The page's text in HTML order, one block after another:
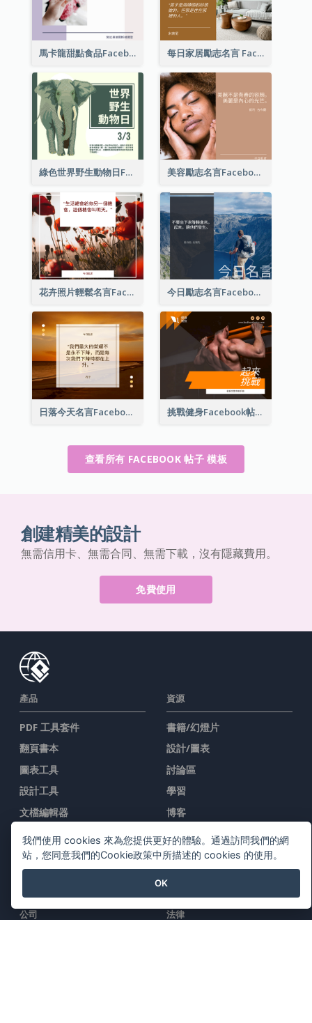
馬卡龍甜點食品Facebook帖子 每日家居勵志名言 Facebook 帖子
綠色世界野生動物日Facebook帖子 美容勵志名言Facebook帖子
花卉照片輕鬆名言Facebook帖子 今日勵志名言Facebook帖子
日落今天名言Facebook帖子 挑戰健身Facebook帖子
查看所有 FACEBOOK 帖子 模板
創建精美的設計
無需信用卡、無需合同、無需下載，沒有隱藏費用。
免費使用
產品
PDF 工具套件
翻頁書本
圖表工具
設計工具
文檔編輯器
简报製作工具
試算表編輯器
價格
資源
書籍/幻燈片
設計/圖表
討論區
學習
博客
知識
免費工具
公司 法律
我們使用 cookies 來為您提供更好的體驗。通過訪問我們的網
站，您同意我們的Cookie政策中所描述的 cookies 的使用。
OK